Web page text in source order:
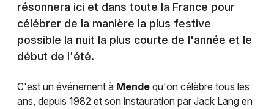
résonnera ici et dans toute la France pour
célébrer de la manière la plus festive
possible la nuit la plus courte de l'année et le
début de l'été.
C'est un événement à Mende qu'on célèbre tous les
ans, depuis 1982 et son instauration par Jack Lang en